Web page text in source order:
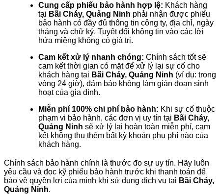
Cung cấp phiếu bảo hành hợp lệ: Khách hàng
tại Bãi Cháy, Quảng Ninh phải nhận được phiếu
bảo hành có đầy đủ thông tin công ty, địa chỉ, ngày
tháng và chữ ký. Tuyệt đối không tin vào các lời
hứa miệng không có giá trị.
Cam kết xử lý nhanh chóng: Chính sách tốt sẽ
cam kết thời gian có mặt để xử lý lại sự cố cho
khách hàng tại Bãi Cháy, Quảng Ninh (ví dụ: trong
vòng 24 giờ), đảm bảo không làm gián đoạn sinh
hoạt của gia đình.
Miễn phí 100% chi phí bảo hành: Khi sự cố thuộc
phạm vi bảo hành, các đơn vị uy tín tại Bãi Cháy,
Quảng Ninh sẽ xử lý lại hoàn toàn miễn phí, cam
kết không thu thêm bất kỳ khoản phụ phí nào của
khách hàng.
Chính sách bảo hành chính là thước đo sự uy tín. Hãy luôn
yêu cầu và đọc kỹ phiếu bảo hành trước khi thanh toán để
bảo vệ quyền lợi của mình khi sử dụng dịch vụ tại Bãi Cháy,
Quảng Ninh.